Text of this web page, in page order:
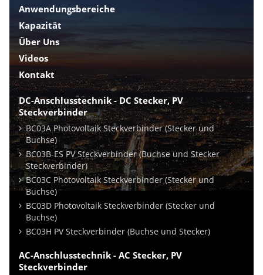
Anwendungsbereiche
Kapazität
Über Uns
Videos
Kontakt
DC-Anschlusstechnik - DC Stecker, PV
Steckverbinder
BC03A Photovoltaik Steckverbinder (Stecker und
Buchse)
BC03B-ES PV Steckverbinder (Buchse und Stecker
Steckverbinder)
BC03C Photovoltaik Steckverbinder (Stecker und
Buchse)
BC03D Photovoltaik Steckverbinder (Stecker und
Buchse)
BC03H PV Steckverbinder (Buchse und Stecker)
AC-Anschlusstechnik - AC Stecker, PV
Steckverbinder